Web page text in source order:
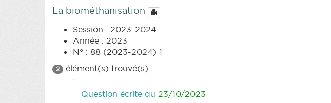
La biométhanisation
Session : 2023-2024
Année : 2023
N° : 88 (2023-2024) 1
2 élément(s) trouvé(s).
Question écrite du 23/10/2023